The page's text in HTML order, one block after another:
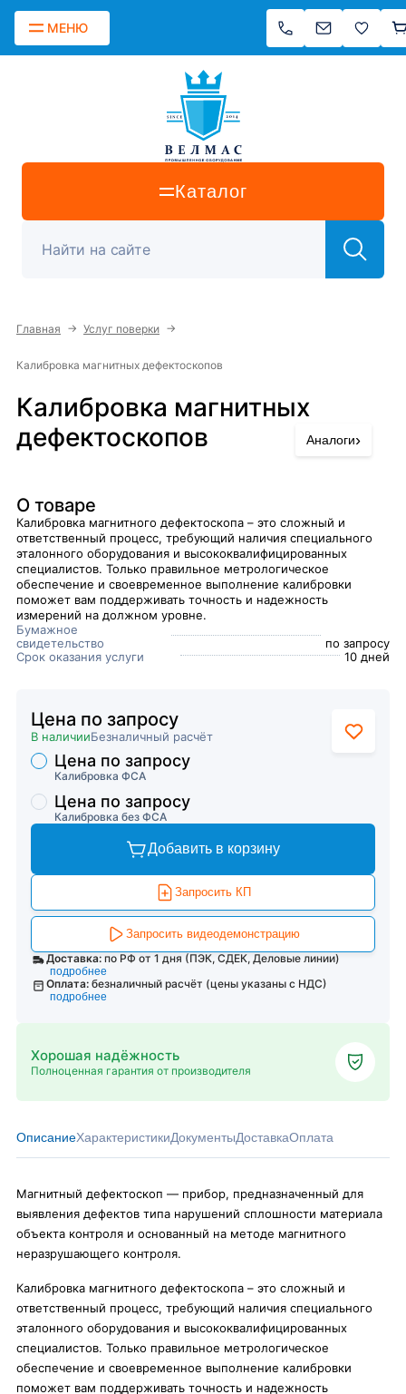
МЕНЮ
Каталог
Главная → Услуг поверки →
Калибровка магнитных дефектоскопов
Калибровка магнитных
дефектоскопов
Аналоги›
О товаре
Калибровка магнитного дефектоскопа – это сложный и
ответственный процесс, требующий наличия специального
эталонного оборудования и высококвалифицированных
специалистов. Только правильное метрологическое
обеспечение и своевременное выполнение калибровки
поможет вам поддерживать точность и надежность
измерений на должном уровне.
Бумажное
свидетельство
по запросу
Срок оказания услуги
10 дней
Цена по запросу
В наличииБезналичный расчёт
Торговые предложения
Калибровка ФСА
Цена по запросу
Калибровка без ФСА
Цена по запросу
Добавить в корзину
Запросить КП
Запросить видеодемонстрацию
Доставка: по РФ от 1 дня (ПЭК, СДЕК, Деловые линии)
подробнее
Оплата: безналичный расчёт (цены указаны с НДС)
подробнее
Хорошая надёжность
Полноценная гарантия от производителя
ОписаниеХарактеристикиДокументыДоставкаОплата
Магнитный дефектоскоп — прибор, предназначенный для
выявления дефектов типа нарушений сплошности материала
объекта контроля и основанный на методе магнитного
неразрушающего контроля.
Калибровка магнитного дефектоскопа – это сложный и
ответственный процесс, требующий наличия специального
эталонного оборудования и высококвалифицированных
специалистов. Только правильное метрологическое
обеспечение и своевременное выполнение калибровки
поможет вам поддерживать точность и надежность